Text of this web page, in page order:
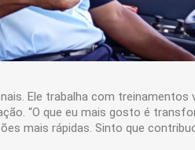
Ele trabalha com treinamentos
“O que eu mais gosto é
mais rápidas. Sinto que